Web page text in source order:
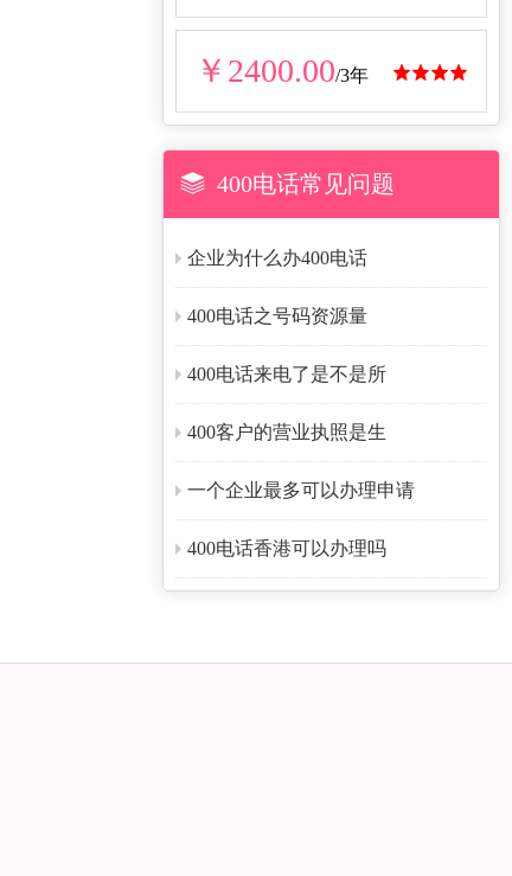

￥2400.00/3年
 400电话常见问题
企业为什么办400电话
400电话之号码资源量
400电话来电了是不是所
400客户的营业执照是生
一个企业最多可以办理申请
400电话香港可以办理吗